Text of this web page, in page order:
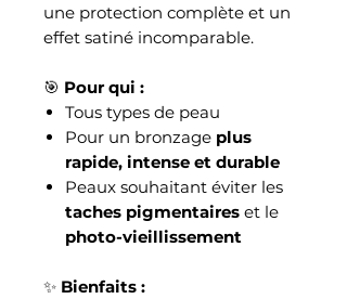
une protection complète et un
effet satiné incomparable.
🎯 Pour qui :
Tous types de peau
Pour un bronzage plus
rapide, intense et durable
Peaux souhaitant éviter les
taches pigmentaires et le
photo-vieillissement
✨ Bienfaits :